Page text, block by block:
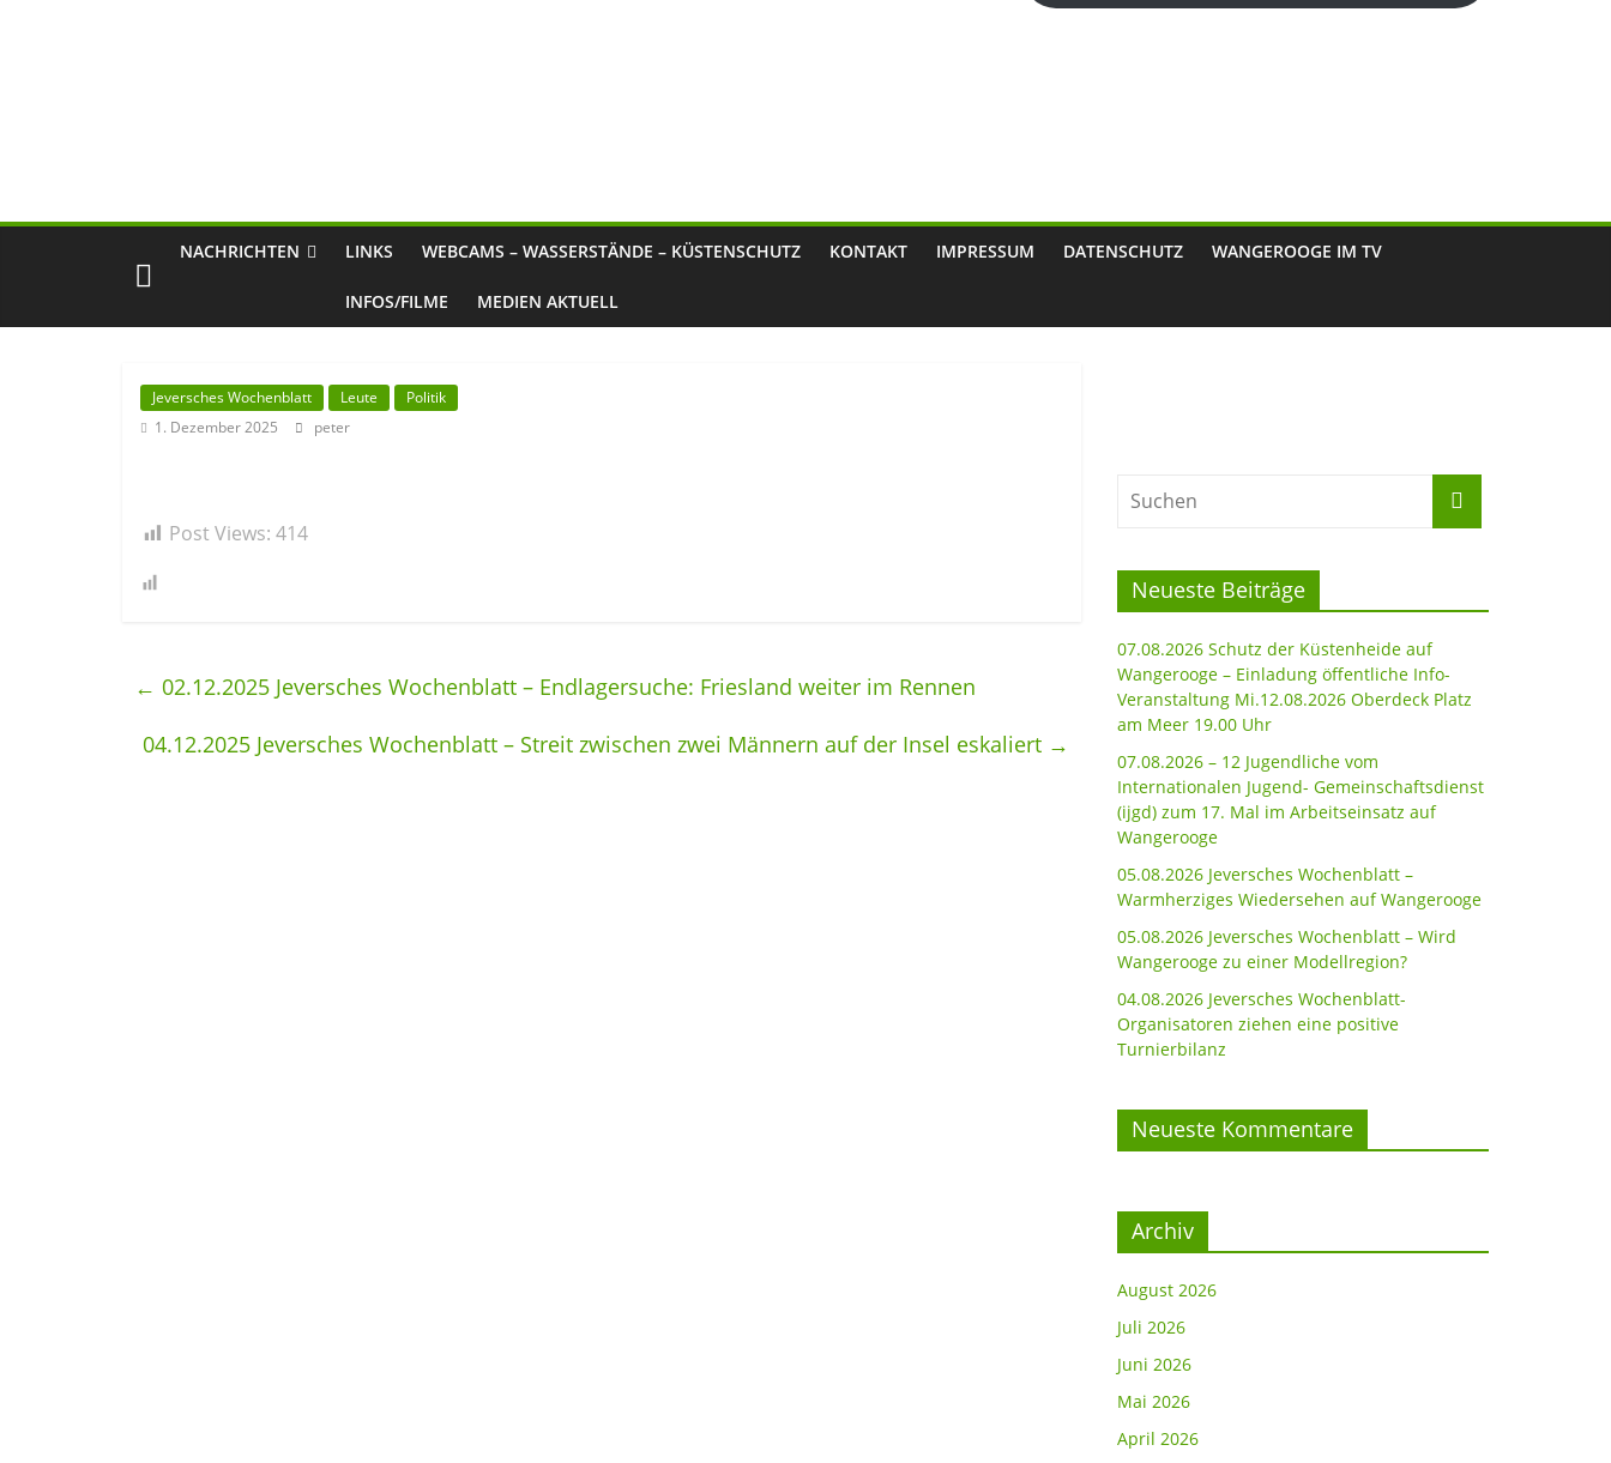
NACHRICHTEN LINKS WEBCAMS – WASSERSTÄNDE – KÜSTENSCHUTZ KONTAKT IMPRESSUM DATENSCHUTZ WANGEROOGE IM TV
INFOS/FILME MEDIEN AKTUELL
Jeversches Wochenblatt Leute
Politik
1. Dezember 2025
peter
Post Views: 414
← 02.12.2025 Jeversches Wochenblatt – Endlagersuche: Friesland weiter im Rennen
04.12.2025 Jeversches Wochenblatt – Streit zwischen zwei Männern auf der Insel eskaliert →
Neueste Beiträge
07.08.2026 Schutz der Küstenheide auf
Wangerooge – Einladung öffentliche Info-
Veranstaltung Mi.12.08.2026 Oberdeck Platz
am Meer 19.00 Uhr
07.08.2026 – 12 Jugendliche vom
Internationalen Jugend- Gemeinschaftsdienst
(ijgd) zum 17. Mal im Arbeitseinsatz auf
Wangerooge
05.08.2026 Jeversches Wochenblatt –
Warmherziges Wiedersehen auf Wangerooge
05.08.2026 Jeversches Wochenblatt – Wird
Wangerooge zu einer Modellregion?
04.08.2026 Jeversches Wochenblatt-
Organisatoren ziehen eine positive
Turnierbilanz
Neueste Kommentare
Archiv
August 2026
Juli 2026
Juni 2026
Mai 2026
April 2026